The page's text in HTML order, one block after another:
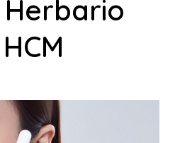
Herbario
HCM